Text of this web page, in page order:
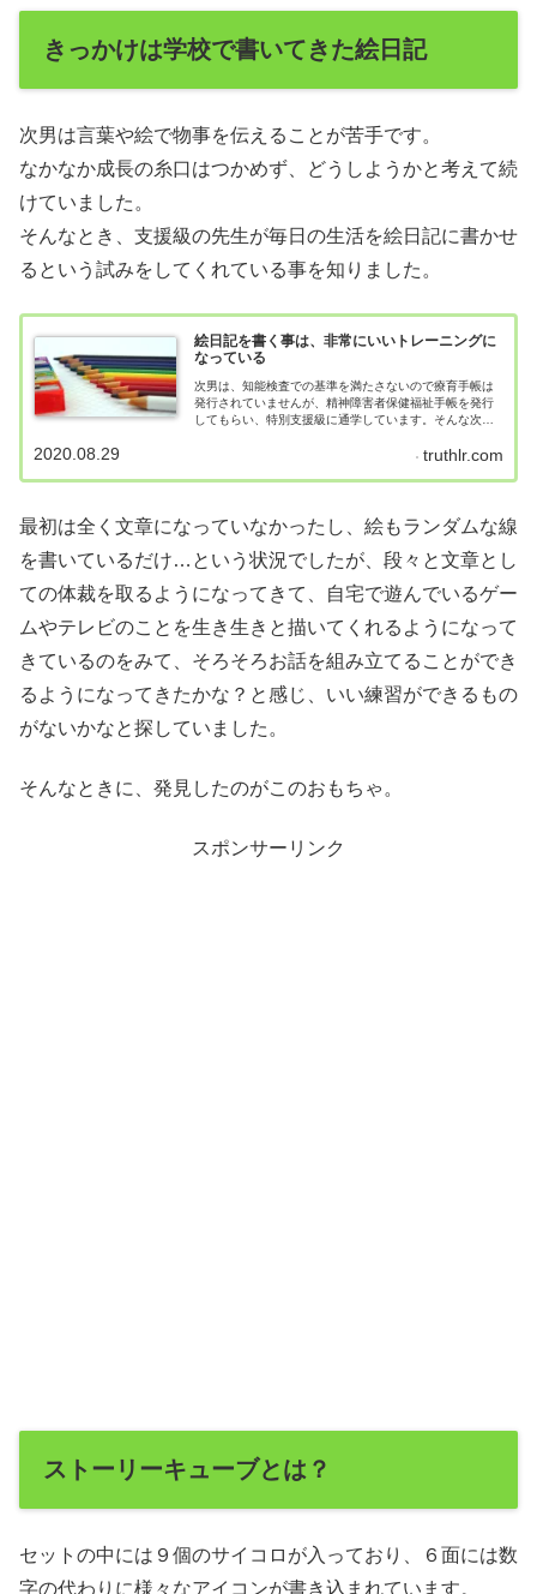
きっかけは学校で書いてきた絵日記
次男は言葉や絵で物事を伝えることが苦手です。
なかなか成長の糸口はつかめず、どうしようかと考えて続
けていました。
そんなとき、支援級の先生が毎日の生活を絵日記に書かせ
るという試みをしてくれている事を知りました。
絵日記を書く事は、非常にいいトレーニングに
なっている
次男は、知能検査での基準を満たさないので療育手帳は
発行されていませんが、精神障害者保健福祉手帳を発行
してもらい、特別支援級に通学しています。そんな次男
みたいと思います。学校の先生の指導でコロ...truthlr.com
2020.08.29
最初は全く文章になっていなかったし、絵もランダムな線
を書いているだけ…という状況でしたが、段々と文章とし
ての体裁を取るようになってきて、自宅で遊んでいるゲー
ムやテレビのことを生き生きと描いてくれるようになって
きているのをみて、そろそろお話を組み立てることができ
るようになってきたかな？と感じ、いい練習ができるもの
がないかなと探していました。
そんなときに、発見したのがこのおもちゃ。
スポンサーリンク
ストーリーキューブとは？
セットの中には９個のサイコロが入っており、６面には数
字の代わりに様々なアイコンが書き込まれています。